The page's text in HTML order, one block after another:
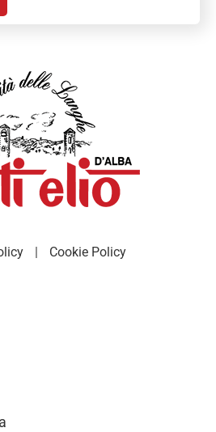
Cookie Policy